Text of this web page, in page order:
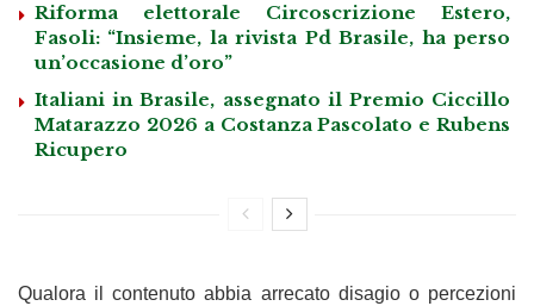
Riforma elettorale Circoscrizione Estero,
Fasoli: “Insieme, la rivista Pd Brasile, ha perso
un’occasione d’oro”
Italiani in Brasile, assegnato il Premio Ciccillo
Matarazzo 2026 a Costanza Pascolato e Rubens
Ricupero
Qualora il contenuto abbia arrecato disagio o percezioni